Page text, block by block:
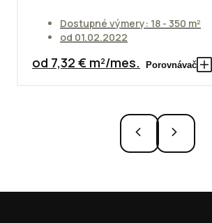
Dostupné výmery: 18 - 350 m²
od 01.02.2022
od 7,32 € m²/mes. Porovnávač